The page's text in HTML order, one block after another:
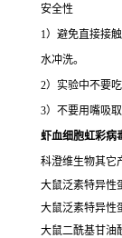
安全性
1）避免直接接
水冲洗。
2）实验中不要
3）不要用嘴吸
虾血细胞虹彩病
科澄维生物其它
大鼠泛素特异性
大鼠泛素特异性
大鼠二酰基甘油